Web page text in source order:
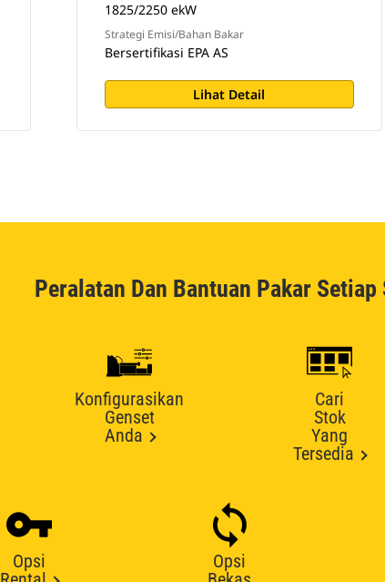
1825/2250 ekW
Strategi Emisi/Bahan Bakar
Bersertifikasi EPA AS
Lihat Detail
Peralatan Dan Bantuan Pakar Setiap
Konfigurasikan
Genset
Anda
Cari
Stok
Yang
Tersedia
Opsi
Opsi